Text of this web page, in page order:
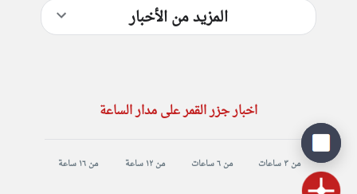
المزيد من الأخبار
اخبار جزر القمر على مدار الساعة
من ٣ ساعات من ٦ ساعات من ١٢ ساعة من ١٦ ساعة